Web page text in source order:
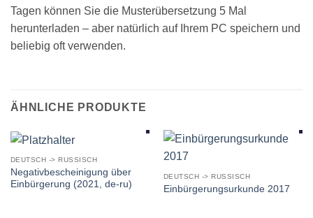
Tagen können Sie die Musterübersetzung 5 Mal
herunterladen – aber natürlich auf Ihrem PC speichern und
beliebig oft verwenden.
ÄHNLICHE PRODUKTE
DEUTSCH -> RUSSISCH
Negativbescheinigung über
Einbürgerung (2021, de-ru)
DEUTSCH -> RUSSISCH
Einbürgerungsurkunde 2017